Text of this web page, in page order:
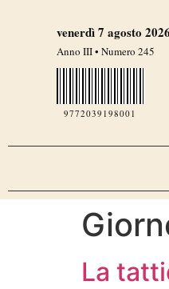
venerdì 7 agosto 2026
Anno III • Numero 245
9772039198001
La